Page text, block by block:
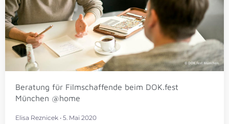
Beratung für Filmschaffende beim DOK.fest
München @home
Elisa Reznicek 5. Mai 2020